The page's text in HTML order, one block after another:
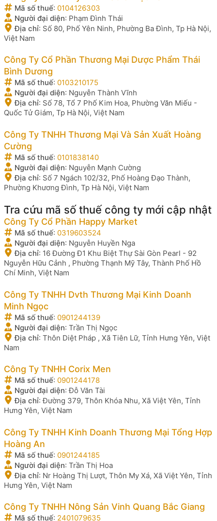
Mã số thuế: 0104126303
Người đại diện: Phạm Đình Thái
Địa chỉ: Số 80, Phố Yên Ninh, Phường Ba Đình, Tp Hà Nội,
Việt Nam
Công Ty Cổ Phần Thương Mại Dược Phẩm Thái
Bình Dương
Mã số thuế: 0103210175
Người đại diện: Nguyễn Thành Vĩnh
Địa chỉ: Số 78, Tổ 7 Phố Kim Hoa, Phường Văn Miếu -
Quốc Tử Giám, Tp Hà Nội, Việt Nam
Công Ty TNHH Thương Mại Và Sản Xuất Hoàng
Cường
Mã số thuế: 0101838140
Người đại diện: Nguyễn Mạnh Cường
Địa chỉ: Số 7 Ngách 102/32, Phố Hoàng Đạo Thành,
Phường Khương Đình, Tp Hà Nội, Việt Nam
Tra cứu mã số thuế công ty mới cập nhật
Công Ty Cổ Phần Happy Market
Mã số thuế: 0319603524
Người đại diện: Nguyễn Huyền Nga
Địa chỉ: 16 Đường Đ1 Khu Biệt Thự Sài Gòn Pearl - 92
Nguyễn Hữu Cảnh , Phường Thạnh Mỹ Tây, Thành Phố Hồ
Chí Minh, Việt Nam
Công Ty TNHH Dvth Thương Mại Kinh Doanh
Minh Ngọc
Mã số thuế: 0901244139
Người đại diện: Trần Thị Ngọc
Địa chỉ: Thôn Diệt Pháp , Xã Tiên Lữ, Tỉnh Hưng Yên, Việt
Nam
Công Ty TNHH Corix Men
Mã số thuế: 0901244178
Người đại diện:Đỗ Văn Tài
Địa chỉ:Đường 379, Thôn Khóa Nhu, Xã Việt Yên, Tỉnh
Hưng Yên, Việt Nam
Công Ty TNHH Kinh Doanh Thương Mại Tổng Hợp
Hoàng An
Mã số thuế: 0901244185
Người đại diện: Trần Thị Hoa
Địa chỉ: Nr Hoàng Thị Lượt, Thôn My Xá, Xã Việt Yên, Tỉnh
Hưng Yên, Việt Nam
Công Ty TNHH Nông Sản Vinh Quang Bắc Giang
Mã số thuế: 2401079635